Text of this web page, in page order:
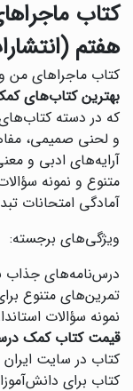
کتاب
هفتم
کتاب ماجراهای من
بهترین کتاب‌های
که در دسته کتاب‌های
و لحنی صمیمی،
آرایه‌های ادبی و
متنوع و نمونه
آمادگی امتحانات
ویژگی‌های برجسته:
درس‌نامه‌های جذاب
تمرین‌های متنوع
نمونه سؤالات
قیمت کتاب کمک
کتاب در سایت
کتاب برای